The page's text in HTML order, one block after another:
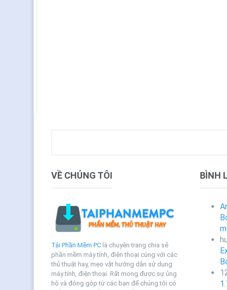
VỀ CHÚNG TÔI
Tải Phần Mềm PC là chuyên trang chia sẻ
phần mềm máy tính, điện thoại cùng với các
thủ thuật hay, mẹo vặt hướng dẫn sử dụng
máy tính, điện thoại. Rất mong được sự ủng
hộ và đóng góp từ các bạn để chúng tôi có
BÌNH